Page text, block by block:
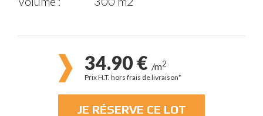
34.90 € /m2
Prix H.T. hors frais de livraison*
JE RÉSERVE CE LOT